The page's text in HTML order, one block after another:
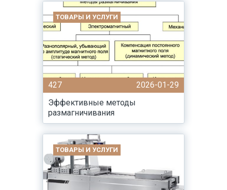
ТОВАРЫ И УСЛУГИ
427
2026-01-29
Эффективные методы
размагничивания
ТОВАРЫ И УСЛУГИ